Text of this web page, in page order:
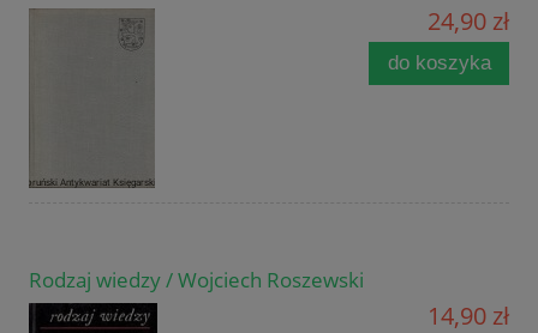
24,90 zł
do koszyka
Rodzaj wiedzy / Wojciech Roszewski
14,90 zł